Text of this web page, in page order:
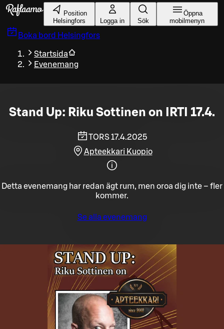
Gå till huvudinnehållet
Position
Helsingfors
Logga in Sök
Öppna
mobilmenyn
Boka bord Helsingfors
Startsida
Evenemang
Stand Up: Riku Sottinen on IRTI 17.4.
TORS 17.4.2025
Apteekkari Kuopio
Detta evenemang har redan ägt rum, men oroa dig inte – fler
kommer.
Se alla evenemang